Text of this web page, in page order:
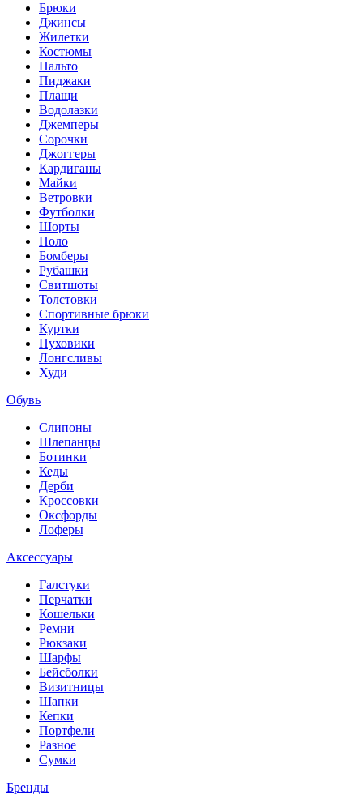
Брюки
Джинсы
Жилетки
Костюмы
Пальто
Пиджаки
Плащи
Водолазки
Джемперы
Сорочки
Джоггеры
Кардиганы
Майки
Ветровки
Футболки
Шорты
Поло
Бомберы
Рубашки
Свитшоты
Толстовки
Спортивные брюки
Куртки
Пуховики
Лонгсливы
Худи
Обувь
Слипоны
Шлепанцы
Ботинки
Кеды
Дерби
Кроссовки
Оксфорды
Лоферы
Аксессуары
Галстуки
Перчатки
Кошельки
Ремни
Рюкзаки
Шарфы
Бейсболки
Визитницы
Шапки
Кепки
Портфели
Разное
Сумки
Бренды